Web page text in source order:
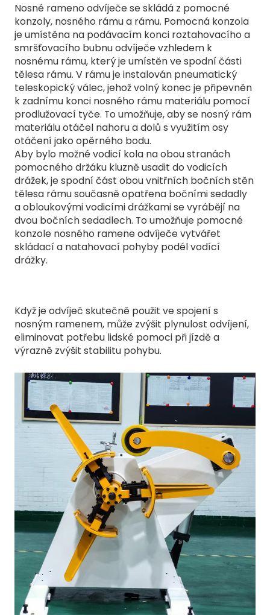
Nosné rameno odvíječe se skládá z pomocné
konzoly, nosného rámu a rámu. Pomocná konzola
je umístěna na podávacím konci roztahovacího a
smršťovacího bubnu odvíječe vzhledem k
nosnému rámu, který je umístěn ve spodní části
tělesa rámu. V rámu je instalován pneumatický
teleskopický válec, jehož volný konec je připevněn
k zadnímu konci nosného rámu materiálu pomocí
prodlužovací tyče. To umožňuje, aby se nosný rám
materiálu otáčel nahoru a dolů s využitím osy
otáčení jako opěrného bodu.
Aby bylo možné vodicí kola na obou stranách
pomocného držáku kluzně usadit do vodicích
drážek, je spodní část obou vnitřních bočních stěn
tělesa rámu současně opatřena bočními sedadly
a obloukovými vodicími drážkami se vyrábějí na
dvou bočních sedadlech. To umožňuje pomocné
konzole nosného ramene odvíječe vytvářet
skládací a natahovací pohyby podél vodící
drážky.
Když je odvíječ skutečně použit ve spojení s
nosným ramenem, může zvýšit plynulost odvíjení,
eliminovat potřebu lidské pomoci při jízdě a
výrazně zvýšit stabilitu pohybu.